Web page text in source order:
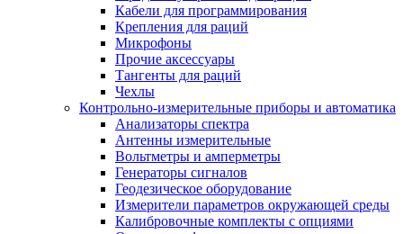
Кабели для программирования
Крепления для раций
Микрофоны
Прочие аксессуары
Тангенты для раций
Чехлы
Контрольно-измерительные приборы и автоматика
Анализаторы спектра
Антенны измерительные
Вольтметры и амперметры
Генераторы сигналов
Геодезическое оборудование
Измерители параметров окружающей среды
Калибровочные комплекты с опциями